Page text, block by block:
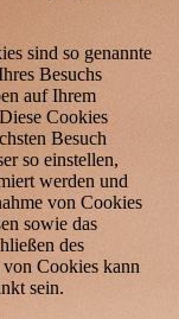
sind so genannte
Besuchs
auf Ihrem
Cookies
Besuch
so einstellen,
werden und
von Cookies
sowie das
des
Cookies kann
sein.